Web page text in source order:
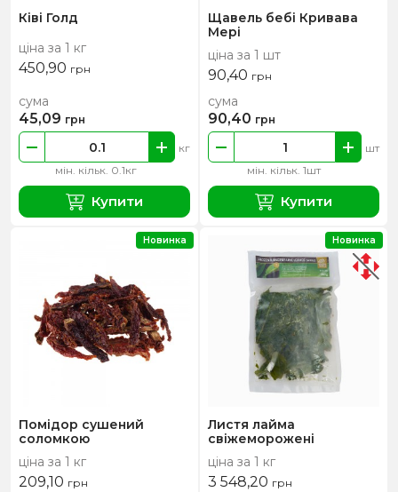
Ківі Голд
ціна за 1 кг
450,90 грн
мін. кільк. 0.1кг
кг
сума
45,09 грн
Купити
Щавель бебі Кривава
Мері
ціна за 1 шт
90,40 грн
мін. кільк. 1шт
шт
сума
90,40 грн
Купити
Помідор сушений
соломкою
ціна за 1 кг
209,10 грн
Новинка
Листя лайма
свіжеморожені
ціна за 1 кг
3 548,20 грн
Новинка